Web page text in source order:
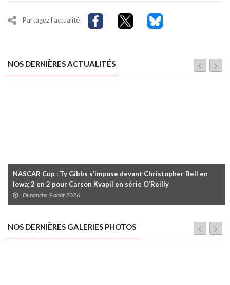
Partagez l'actualité
NOS DERNIÈRES ACTUALITÉS
NASCAR Cup : Ty Gibbs s’impose devant Christopher Bell en
Iowa; 2 en 2 pour Carson Kvapil en série O’Reilly
Dimanche 9 août 2026
NOS DERNIÈRES GALERIES PHOTOS